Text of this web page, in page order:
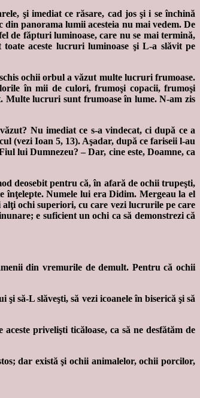
şi imediat ce răsare, cad jos şi i se închină
panorama lumii acesteia nu mai vedem. De
de făpturi luminoase, care nu se mai termină,
aceste lucruri luminoase şi L-a slăvit pe
ochii orbul a văzut multe lucruri frumoase.
în mii de culori, frumoşi copacii, frumoşi
Multe lucruri sunt frumoase în lume. N-am zis
Nu imediat ce s-a vindecat, ci după ce a
(vezi Ioan 5, 13). Aşadar, după ce fariseii l-au
lui Dumnezeu? – Dar, cine este, Doamne, ca
deosebit pentru că, în afară de ochii trupeşti,
înţelepte. Numele lui era Didim. Mergeau la el
ochi superiori, cu care vezi lucrurile pe care
e suficient un ochi ca să demonstrezi că
din vremurile de demult. Pentru că ochii
să-L slăveşti, să vezi icoanele în biserică şi să
privelişti ticăloase, ca să ne desfătăm de
dar există şi ochii animalelor, ochii porcilor,